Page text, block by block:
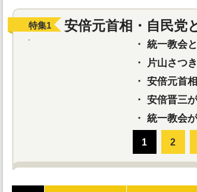
特集1 安倍元首相・自民党
・ 統一教会と自民
・
片山さつきは警
・ 安倍元首相銃撃
・ 安倍晋三が「統
・ 統一教会